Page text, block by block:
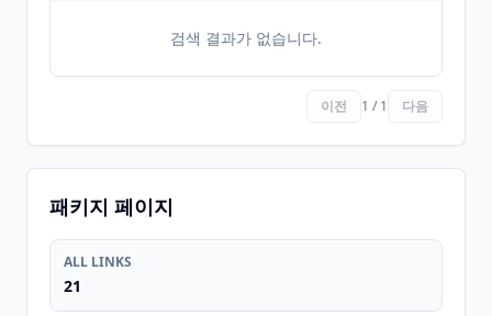
검색 결과가 없습니다.
이전 1 / 1 다음
패키지 페이지
ALL LINKS
21